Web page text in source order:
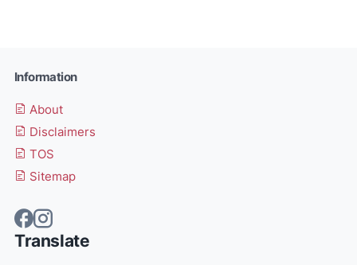
Information
About
Disclaimers
TOS
Sitemap
Translate